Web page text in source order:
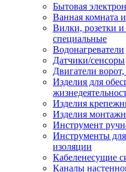
Бытовая
Ванная комната
Вилки, розетки
специальные
Водонагреватели
Датчики/сенсоры
Двигатели
Изделия для
Изделия
Изделия
Инструмент
Инструменты для
изоляции
Кабеленесущие
Каналы